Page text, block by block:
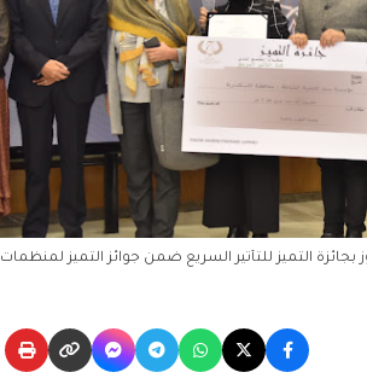
التميز للتأثير السريع ضمن جوائز التميز لمنظمات